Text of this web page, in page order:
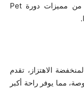
(AI DD™) 2.0 المتطورة للشركة وأيضا من مميزات دورة Pet
الاهتزاز، تقدم
إل جي أول غسالة لها في فئة 25 بوصة، مما يوفر راحة أكبر